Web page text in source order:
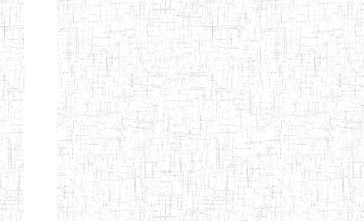
Afficher Page 13 sur 13 Total: 307
Début Préc. 4 5 6 7 8
9
GTTC AKWA-
BAKASSI
27/08/2013 ENIEG Public
GTTC
MUNDEMBA
01/08/1997 ENIEG Public